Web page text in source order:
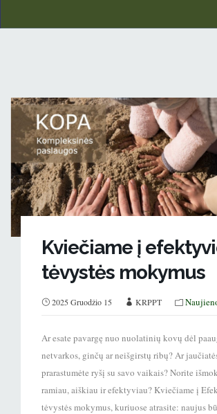
Kviečiame į
tėvystės mokymus
2025 Gruodžio 15 KRPPT
Ar esate pavargę nuo nuolatinių kovų dėl
netvarkos, ginčų ar neišgirstų ribų? Ar
prarastumėte ryšį su savo vaikais? Norite
ramiau, aiškiau ir efektyviau? Kviečiame į
tėvystės mokymus, kuriuose atrasite: naujus